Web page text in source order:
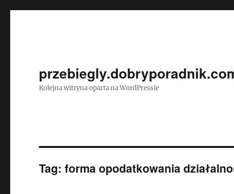
Kolejna witryna oparta na WordPressie
Tag:forma opodatkowania